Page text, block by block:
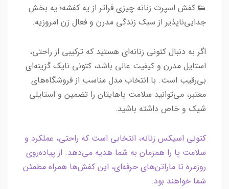
👟 کفش اسپرت زنانه چیزی فراتر از یه کفشه؛ یه بخش
جدایی‌ناپذیر از سبک زندگی مدرن و فعال زن امروزیه.
اگر به دنبال کتونی زنانه‌ای هستید که ترکیبی از راحتی،
استایل مدرن و کیفیت عالی باشد، کتونی نایک گزینه‌ای
بی‌رقیب است. با انتخاب مدل مناسب از فروشگاه‌های
معتبر، می‌توانید سلامت پاهایتان را تضمین و استایلی
شیک و خاص داشته باشید.
کتونی اسیکس زنانه، انتخابی است که راحتی، عملکرد و
سلامت پا را همزمان به شما هدیه می‌دهد. از پیاده‌روی
روزمره تا ماراتن‌های حرفه‌ای، این کفش‌ها همراه مطمئن
شما خواهند بود.